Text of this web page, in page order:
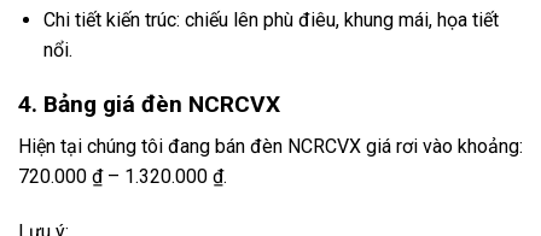
Chi tiết kiến trúc: chiếu lên phù điêu, khung mái, họa tiết
nổi.
4. Bảng giá đèn NCRCVX
Hiện tại chúng tôi đang bán đèn NCRCVX giá rơi vào khoảng:
720.000 ₫ – 1.320.000 ₫.
Lưu ý: